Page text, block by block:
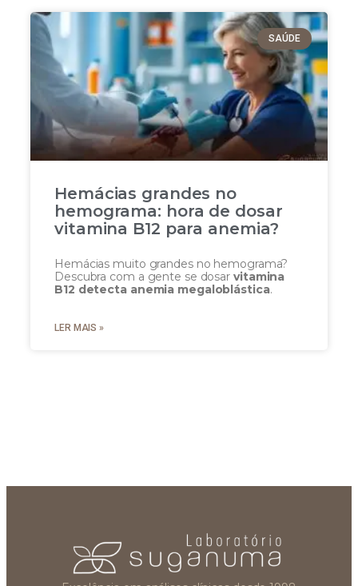
SAÚDE
Hemácias grandes no
hemograma: hora de dosar
vitamina B12 para anemia?
Hemácias muito grandes no hemograma?
Descubra com a gente se dosar vitamina
B12 detecta anemia megaloblástica.
LER MAIS »